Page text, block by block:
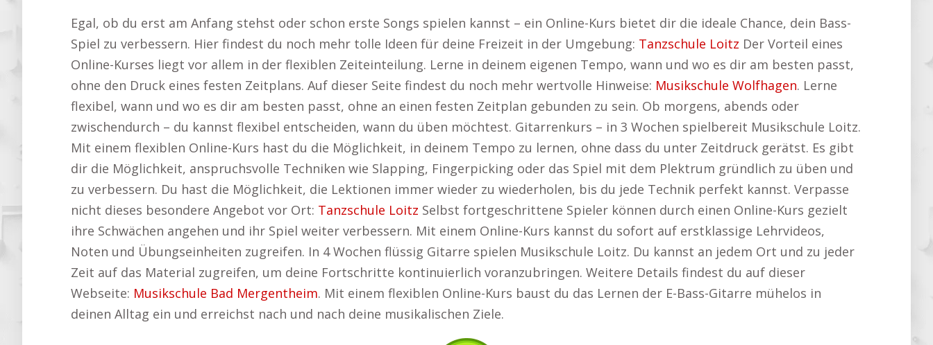
Egal, ob du erst am Anfang stehst oder schon erste Songs spielen kannst – ein Online-Kurs bietet dir die ideale Chance, dein Bass-
Spiel zu verbessern. Hier findest du noch mehr tolle Ideen für deine Freizeit in der Umgebung: Tanzschule Loitz Der Vorteil eines
Online-Kurses liegt vor allem in der flexiblen Zeiteinteilung. Lerne in deinem eigenen Tempo, wann und wo es dir am besten passt,
ohne den Druck eines festen Zeitplans. Auf dieser Seite findest du noch mehr wertvolle Hinweise: Musikschule Wolfhagen. Lerne
flexibel, wann und wo es dir am besten passt, ohne an einen festen Zeitplan gebunden zu sein. Ob morgens, abends oder
zwischendurch – du kannst flexibel entscheiden, wann du üben möchtest. Gitarrenkurs – in 3 Wochen spielbereit Musikschule Loitz.
Mit einem flexiblen Online-Kurs hast du die Möglichkeit, in deinem Tempo zu lernen, ohne dass du unter Zeitdruck gerätst. Es gibt
dir die Möglichkeit, anspruchsvolle Techniken wie Slapping, Fingerpicking oder das Spiel mit dem Plektrum gründlich zu üben und
zu verbessern. Du hast die Möglichkeit, die Lektionen immer wieder zu wiederholen, bis du jede Technik perfekt kannst. Verpasse
nicht dieses besondere Angebot vor Ort: Tanzschule Loitz Selbst fortgeschrittene Spieler können durch einen Online-Kurs gezielt
ihre Schwächen angehen und ihr Spiel weiter verbessern. Mit einem Online-Kurs kannst du sofort auf erstklassige Lehrvideos,
Noten und Übungseinheiten zugreifen. In 4 Wochen flüssig Gitarre spielen Musikschule Loitz. Du kannst an jedem Ort und zu jeder
Zeit auf das Material zugreifen, um deine Fortschritte kontinuierlich voranzubringen. Weitere Details findest du auf dieser
Webseite: Musikschule Bad Mergentheim. Mit einem flexiblen Online-Kurs baust du das Lernen der E-Bass-Gitarre mühelos in
deinen Alltag ein und erreichst nach und nach deine musikalischen Ziele.